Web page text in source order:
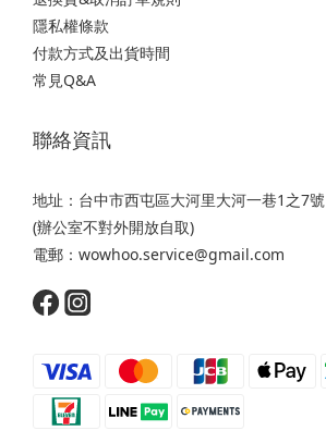
隱私權條款
付款方式及出貨時間
常見Q&A
聯絡資訊
地址：台中市西屯區大河里大河一巷1之7號
(辦公室不對外開放自取)
電郵：wowhoo.service@gmail.com